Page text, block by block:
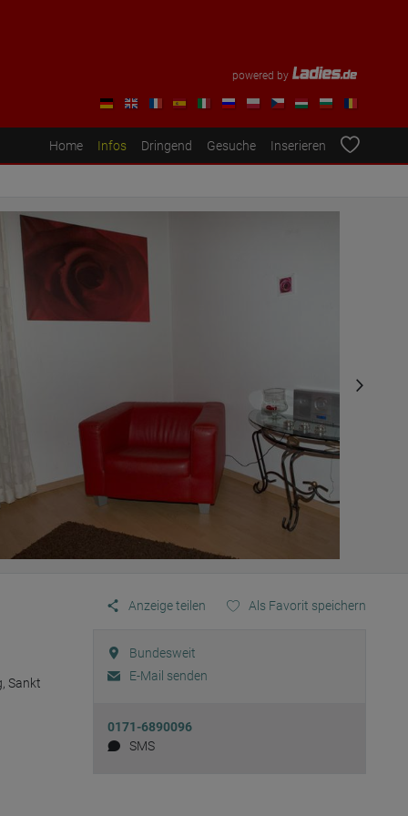
powered by
Home Infos Dringend Gesuche Inserieren
Sankt
Anzeige teilen Als Favorit speichern
Bundesweit
E-Mail senden
0171-6890096
SMS